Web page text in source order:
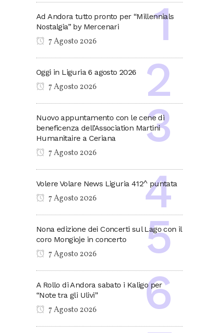
Ad Andora tutto pronto per “Millennials
Nostalgia” by Mercenari
7 Agosto 2026
Oggi in Liguria 6 agosto 2026
7 Agosto 2026
Nuovo appuntamento con le cene di
beneficenza dell’Association Martini
Humanitaire a Ceriana
7 Agosto 2026
Volere Volare News Liguria 412^ puntata
7 Agosto 2026
Nona edizione dei Concerti sul Lago con il
coro Mongioje in concerto
7 Agosto 2026
A Rollo di Andora sabato i Kaligo per
“Note tra gli Ulivi”
7 Agosto 2026